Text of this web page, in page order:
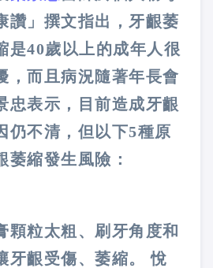
讚」撰文指出，牙齦萎
是40歲以上的成年人很
，而且病況隨著年長會
忠表示，目前造成牙齦
仍不清，但以下5種原
萎縮發生風險：
顆粒太粗、刷牙角度和
牙齦受傷、萎縮。 悅